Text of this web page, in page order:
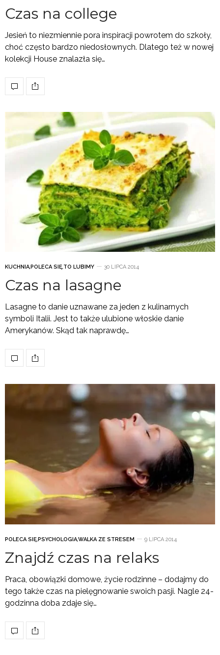
Czas na college
Jesień to niezmiennie pora inspiracji powrotem do szkoły,
choć często bardzo niedosłownych. Dlatego też w nowej
kolekcji House znalazła się…
KUCHNIA,POLECA SIĘ,TO LUBIMY 30 LIPCA 2014
Czas na lasagne
Lasagne to danie uznawane za jeden z kulinarnych
symboli Italii. Jest to także ulubione włoskie danie
Amerykanów. Skąd tak naprawdę…
POLECA SIĘ,PSYCHOLOGIA,WALKA ZE STRESEM 9 LIPCA 2014
Znajdź czas na relaks
Praca, obowiązki domowe, życie rodzinne – dodajmy do
tego także czas na pielęgnowanie swoich pasji. Nagle 24-
godzinna doba zdaje się…